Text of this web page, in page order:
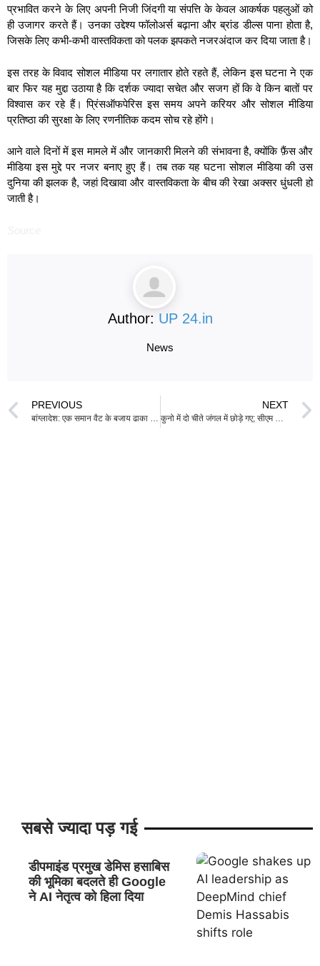
प्रभावित करने के लिए अपनी निजी जिंदगी या संपत्ति के केवल आकर्षक पहलुओं को
ही उजागर करते हैं। उनका उद्देश्य फॉलोअर्स बढ़ाना और ब्रांड डील्स पाना होता है,
जिसके लिए कभी-कभी वास्तविकता को पलक झपकते नजरअंदाज कर दिया जाता है।
इस तरह के विवाद सोशल मीडिया पर लगातार होते रहते हैं, लेकिन इस घटना ने एक
बार फिर यह मुद्दा उठाया है कि दर्शक ज्यादा सचेत और सजग हों कि वे किन बातों पर
विश्वास कर रहे हैं। प्रिंसऑफपेरिस इस समय अपने करियर और सोशल मीडिया
प्रतिष्ठा की सुरक्षा के लिए रणनीतिक कदम सोच रहे होंगे।
आने वाले दिनों में इस मामले में और जानकारी मिलने की संभावना है, क्योंकि फ़ैंस और
मीडिया इस मुद्दे पर नजर बनाए हुए हैं। तब तक यह घटना सोशल मीडिया की उस
दुनिया की झलक है, जहां दिखावा और वास्तविकता के बीच की रेखा अक्सर धुंधली हो
जाती है।
Author: UP 24.in
News
PREVIOUS
बांग्लादेश: एक समान वैट के बजाय ढाका को भारत के जीएसटी मॉडल पर ध्यान देना चाहिए
NEXT
कुनो में दो चीते जंगल में छोड़े गए; सीएम यादव ने कहा-मध्य प्रदेश अब ‘चीता राज्य’ के रूप में मान्यता प्राप्त
सबसे ज्यादा पड़ गई
डीपमाइंड प्रमुख डेमिस हसाबिस
की भूमिका बदलते ही Google
ने AI नेतृत्व को हिला दिया